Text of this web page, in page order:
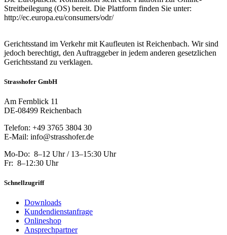
Streitbeilegung (OS) bereit. Die Plattform finden Sie unter:
http://ec.europa.eu/consumers/odr/
Gerichtsstand im Verkehr mit Kaufleuten ist Reichenbach. Wir sind
jedoch berechtigt, den Auftraggeber in jedem anderen gesetzlichen
Gerichtsstand zu verklagen.
Strasshofer GmbH
Am Fernblick 11
DE-08499 Reichenbach
Telefon: +49 3765 3804 30
E-Mail: info@strasshofer.de
Mo-Do: 8–12 Uhr / 13–15:30 Uhr
Fr: 8–12:30 Uhr
Schnellzugriff
Downloads
Kundendienstanfrage
Onlineshop
Ansprechpartner